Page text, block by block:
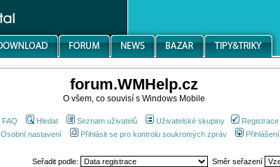
forum.WMHelp.cz
O všem, co souvisí s Windows Mobile
FAQ Hledat Seznam uživatelů Uživatelské skupiny
Registrace
Osobní nastavení
Přihlásit se pro kontrolu soukromých zpráv Přihlášení
Seřadit podle: Směr seřazení